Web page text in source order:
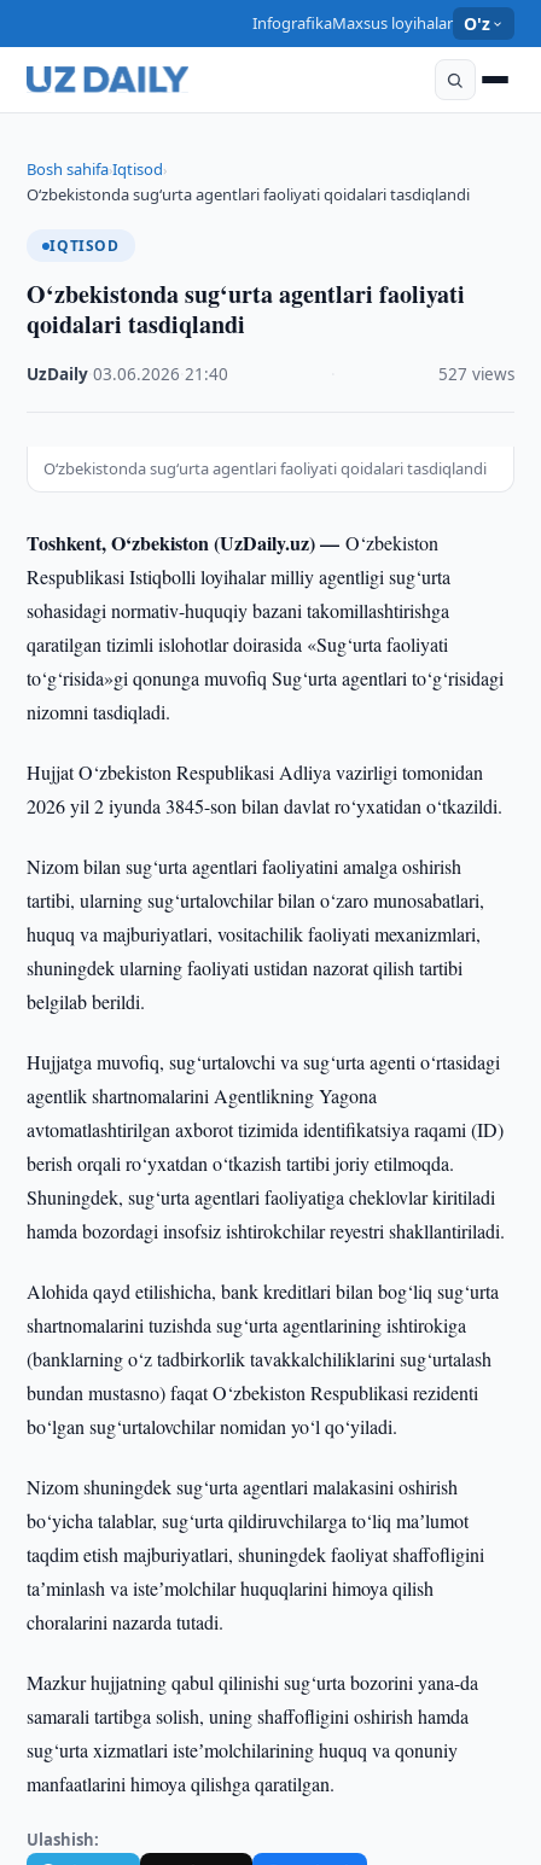
InfografikaMaxsus loyihalar O'z
Bosh sahifa›Iqtisod›
O‘zbekistonda sug‘urta agentlari faoliyati qoidalari tasdiqlandi
IQTISOD
O‘zbekistonda sug‘urta agentlari faoliyati
qoidalari tasdiqlandi
UzDaily ·03.06.2026 ·21:40 527 views
O‘zbekistonda sug‘urta agentlari faoliyati qoidalari tasdiqlandi
Toshkent, O‘zbekiston (UzDaily.uz) —O‘zbekiston
Respublikasi Istiqbolli loyihalar milliy agentligi sug‘urta
sohasidagi normativ-huquqiy bazani takomillashtirishga
qaratilgan tizimli islohotlar doirasida «Sug‘urta faoliyati
to‘g‘risida»gi qonunga muvofiq Sug‘urta agentlari to‘g‘risidagi
nizomni tasdiqladi.
Hujjat O‘zbekiston Respublikasi Adliya vazirligi tomonidan
2026 yil 2 iyunda 3845-son bilan davlat ro‘yxatidan o‘tkazildi.
Nizom bilan sug‘urta agentlari faoliyatini amalga oshirish
tartibi, ularning sug‘urtalovchilar bilan o‘zaro munosabatlari,
huquq va majburiyatlari, vositachilik faoliyati mexanizmlari,
shuningdek ularning faoliyati ustidan nazorat qilish tartibi
belgilab berildi.
Hujjatga muvofiq, sug‘urtalovchi va sug‘urta agenti o‘rtasidagi
agentlik shartnomalarini Agentlikning Yagona
avtomatlashtirilgan axborot tizimida identifikatsiya raqami (ID)
berish orqali ro‘yxatdan o‘tkazish tartibi joriy etilmoqda.
Shuningdek, sug‘urta agentlari faoliyatiga cheklovlar kiritiladi
hamda bozordagi insofsiz ishtirokchilar reyestri shakllantiriladi.
Alohida qayd etilishicha, bank kreditlari bilan bog‘liq sug‘urta
shartnomalarini tuzishda sug‘urta agentlarining ishtirokiga
(banklarning o‘z tadbirkorlik tavakkalchiliklarini sug‘urtalash
bundan mustasno) faqat O‘zbekiston Respublikasi rezidenti
bo‘lgan sug‘urtalovchilar nomidan yo‘l qo‘yiladi.
Nizom shuningdek sug‘urta agentlari malakasini oshirish
bo‘yicha talablar, sug‘urta qildiruvchilarga to‘liq maʼlumot
taqdim etish majburiyatlari, shuningdek faoliyat shaffofligini
taʼminlash va isteʼmolchilar huquqlarini himoya qilish
choralarini nazarda tutadi.
Mazkur hujjatning qabul qilinishi sug‘urta bozorini yana-da
samarali tartibga solish, uning shaffofligini oshirish hamda
sug‘urta xizmatlari isteʼmolchilarining huquq va qonuniy
manfaatlarini himoya qilishga qaratilgan.
Ulashish: